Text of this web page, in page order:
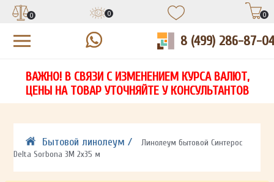
НА
СВЯЖЕТСЯ С ВАМИ В ТЕЧЕНИЕ 15 МИНУТ
ЗАПОЛНИТЕ ФОРМУ И НАШ МЕНЕДЖЕР
СВЯЖЕТСЯ С ВАМИ В ТЕЧЕНИЕ 15 МИНУТ
ЗАПОЛНИТЕ ФОРМУ И НАШ МЕНЕДЖЕР
СВЯЖЕТСЯ С ВАМИ В ТЕЧЕНИЕ 15 МИНУТ
0 0 0
8 (499) 286-87-04
ВАЖНО! В СВЯЗИ С ИЗМЕНЕНИЕМ КУРСА ВАЛЮТ,
ЦЕНЫ НА ТОВАР УТОЧНЯЙТЕ У КОНСУЛЬТАНТОВ
Бытовой линолеум /
Линолеум бытовой Синтерос
Delta Sorbona 3M 2х35 м